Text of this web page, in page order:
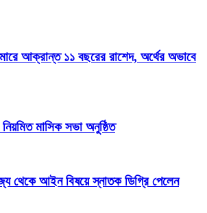
আক্রান্ত ১১ বছরের রাশেদ, অর্থের অভাবে
মাসিক সভা অনুষ্ঠিত
থেকে আইন বিষয়ে স্নাতক ডিগ্রি পেলেন